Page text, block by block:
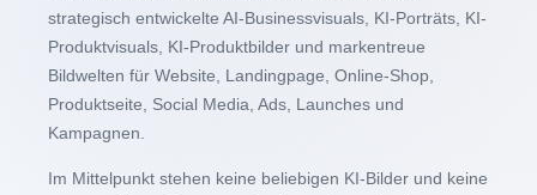
strategisch entwickelte AI-Businessvisuals, KI-Porträts, KI-
Produktvisuals, KI-Produktbilder und markentreue
Bildwelten für Website, Landingpage, Online-Shop,
Produktseite, Social Media, Ads, Launches und
Kampagnen.
Im Mittelpunkt stehen keine beliebigen KI-Bilder und keine